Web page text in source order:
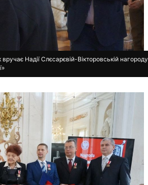
Надії Слєсарєвій-Вікторовській нагороду